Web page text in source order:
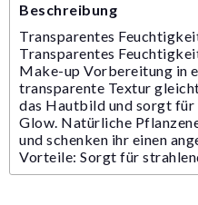
Beschreibung
Transparentes
Transparentes
Make-up Vorbereitung in
transparente Textur
das Hautbild und sorgt für
Glow. Natürliche
und schenken ihr einen
Vorteile: Sorgt für